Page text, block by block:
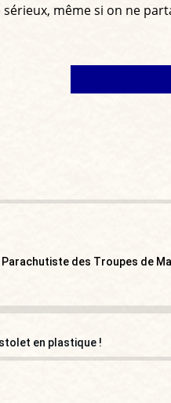
même si on ne
des Troupes de
en plastique !